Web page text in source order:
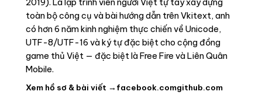
toàn bộ công cụ và bài hướng dẫn trên Vkitext, anh
có hơn 6 năm kinh nghiệm thực chiến về Unicode,
UTF-8/UTF-16 và ký tự đặc biệt cho cộng đồng
game thủ Việt — đặc biệt là Free Fire và Liên Quân
Mobile.
Xem hồ sơ & bài viết → facebook.comgithub.com